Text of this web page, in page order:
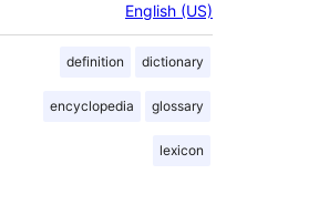
English (US)
definition dictionary
encyclopedia glossary
lexicon